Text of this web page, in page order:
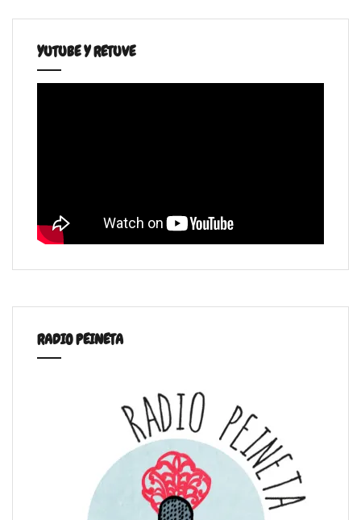
YUTUBE Y RETUVE
RADIO PEINETA